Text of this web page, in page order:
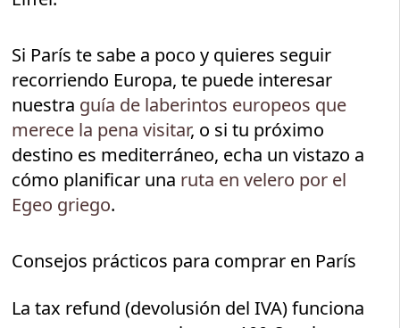
Si París te sabe a poco y quieres seguir
recorriendo Europa, te puede interesar
nuestra guía de laberintos europeos que
merece la pena visitar, o si tu próximo
destino es mediterráneo, echa un vistazo a
cómo planificar una ruta en velero por el
Egeo griego.
Consejos prácticos para comprar en París
La tax refund (devolusión del IVA) funciona